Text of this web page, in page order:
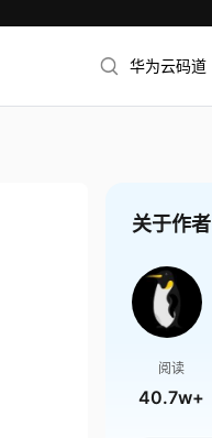
华为云码道
关于作者
阅读
40.7w+